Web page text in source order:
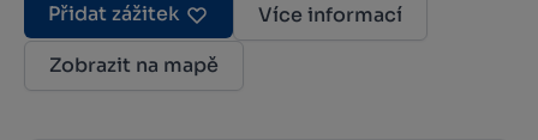
Přidat zážitek
Více informací
Zobrazit na mapě